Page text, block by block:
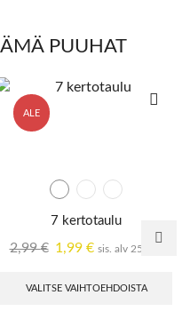
PUUHAT
ALE
7 kertotaulu
2,99€ 1,99 € sis. alv 25,5 %
VALITSE VAIHTOEHDOISTA